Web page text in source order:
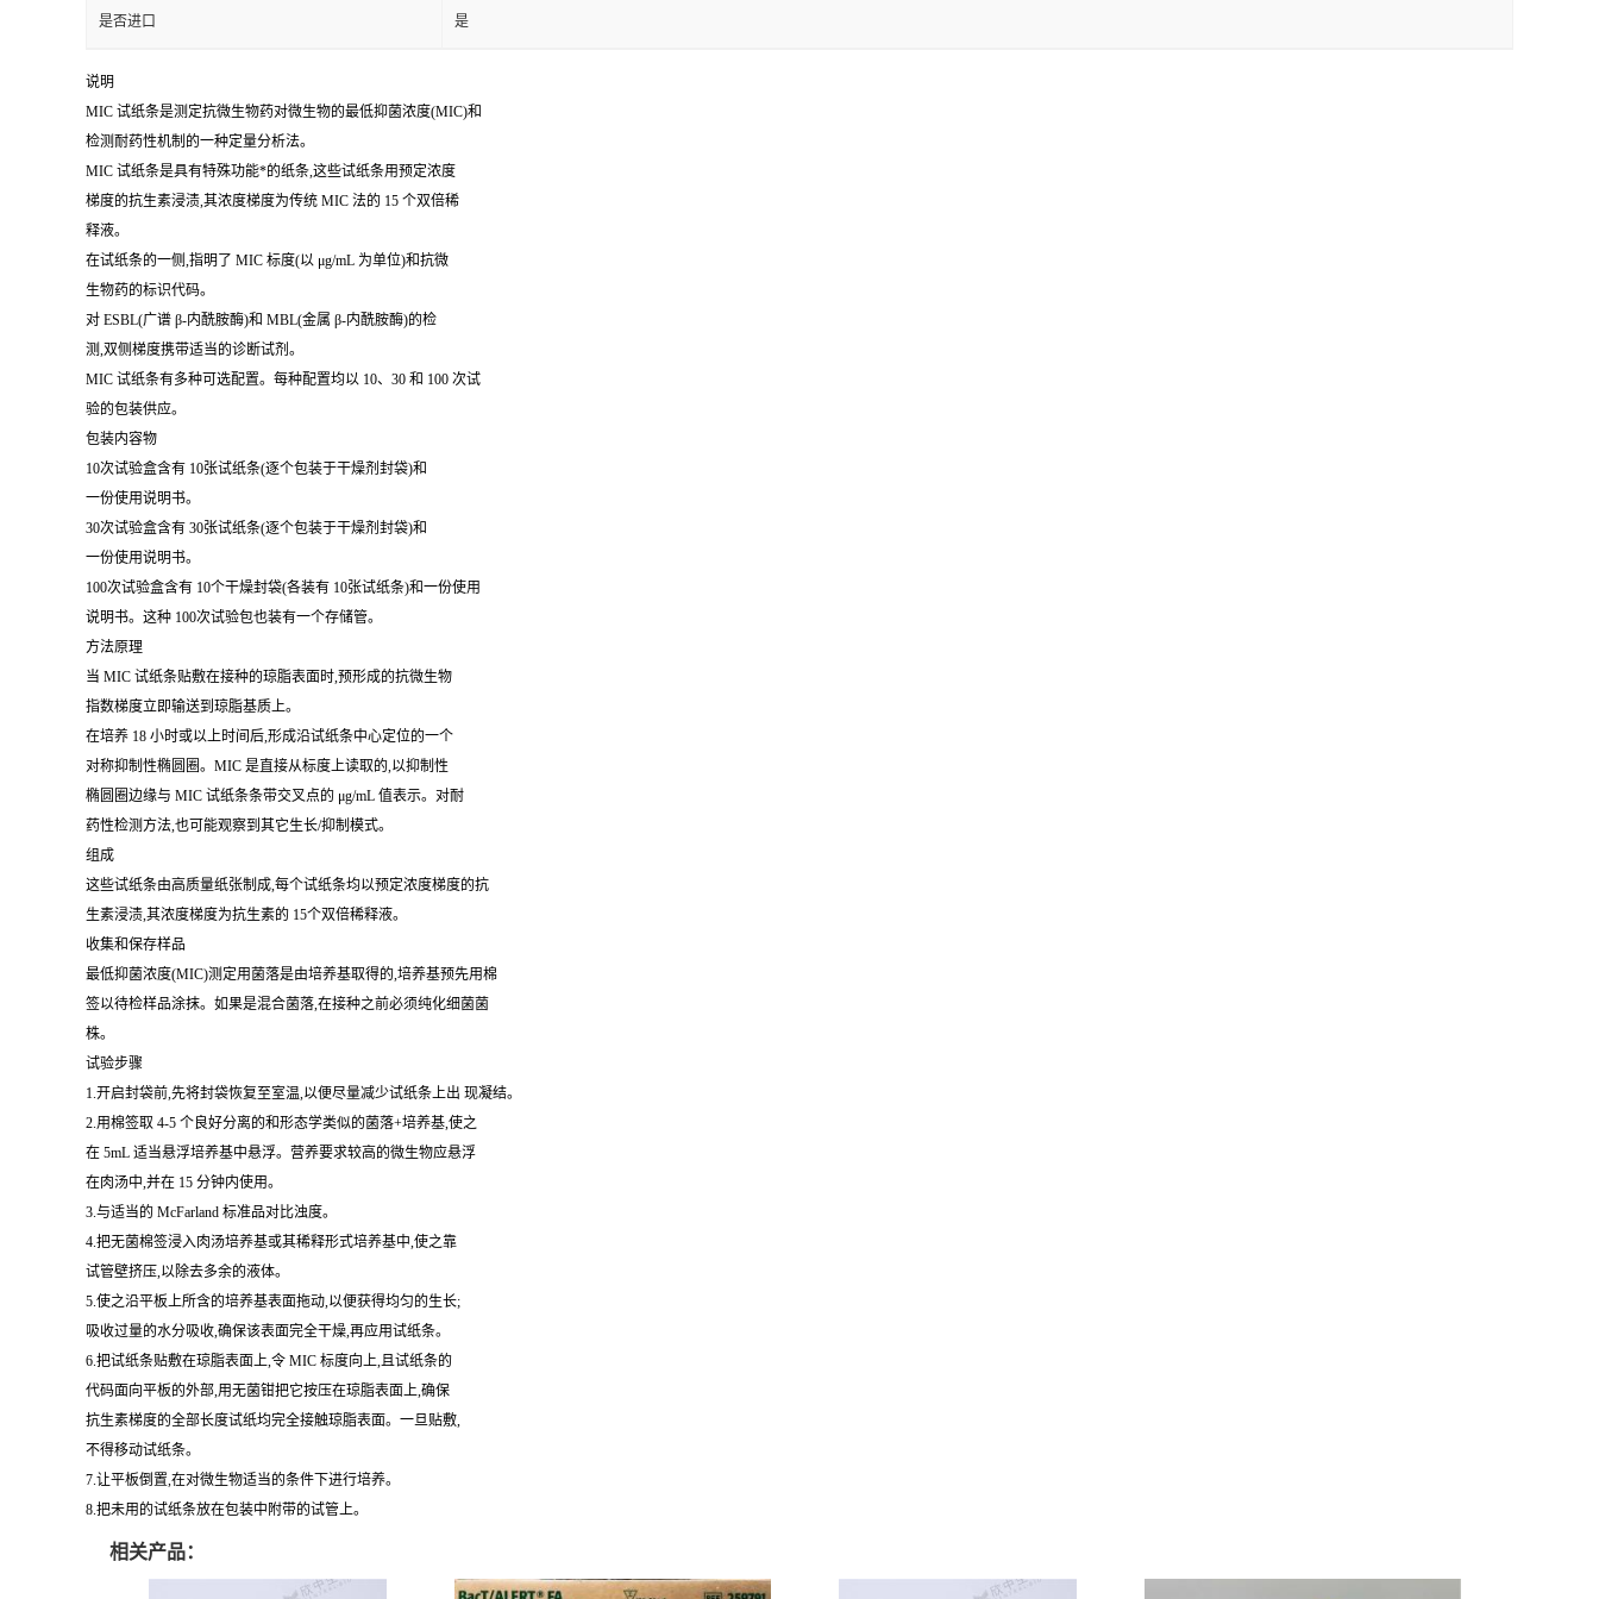
是否进口 是
说明
MIC 试纸条是测定抗微生物药对微生物的最低抑菌浓度(MIC)和
检测耐药性机制的一种定量分析法。
MIC 试纸条是具有特殊功能*的纸条,这些试纸条用预定浓度
梯度的抗生素浸渍,其浓度梯度为传统 MIC 法的 15 个双倍稀
释液。
在试纸条的一侧,指明了 MIC 标度(以 μg/mL 为单位)和抗微
生物药的标识代码。
对 ESBL(广谱 β-内酰胺酶)和 MBL(金属 β-内酰胺酶)的检
测,双侧梯度携带适当的诊断试剂。
MIC 试纸条有多种可选配置。每种配置均以 10、30 和 100 次试
验的包装供应。
包装内容物
10次试验盒含有 10张试纸条(逐个包装于干燥剂封袋)和
一份使用说明书。
30次试验盒含有 30张试纸条(逐个包装于干燥剂封袋)和
一份使用说明书。
100次试验盒含有 10个干燥封袋(各装有 10张试纸条)和一份使用
说明书。这种 100次试验包也装有一个存储管。
方法原理
当 MIC 试纸条贴敷在接种的琼脂表面时,预形成的抗微生物
指数梯度立即输送到琼脂基质上。
在培养 18 小时或以上时间后,形成沿试纸条中心定位的一个
对称抑制性椭圆圈。MIC 是直接从标度上读取的,以抑制性
椭圆圈边缘与 MIC 试纸条条带交叉点的 μg/mL 值表示。对耐
药性检测方法,也可能观察到其它生长/抑制模式。
组成
这些试纸条由高质量纸张制成,每个试纸条均以预定浓度梯度的抗
生素浸渍,其浓度梯度为抗生素的 15个双倍稀释液。
收集和保存样品
最低抑菌浓度(MIC)测定用菌落是由培养基取得的,培养基预先用棉
签以待检样品涂抹。如果是混合菌落,在接种之前必须纯化细菌菌
株。
试验步骤
1.开启封袋前,先将封袋恢复至室温,以便尽量减少试纸条上出 现凝结。
2.用棉签取 4-5 个良好分离的和形态学类似的菌落+培养基,使之
在 5mL 适当悬浮培养基中悬浮。营养要求较高的微生物应悬浮
在肉汤中,并在 15 分钟内使用。
3.与适当的 McFarland 标准品对比浊度。
4.把无菌棉签浸入肉汤培养基或其稀释形式培养基中,使之靠
试管壁挤压,以除去多余的液体。
5.使之沿平板上所含的培养基表面拖动,以便获得均匀的生长;
吸收过量的水分吸收,确保该表面完全干燥,再应用试纸条。
6.把试纸条贴敷在琼脂表面上,令 MIC 标度向上,且试纸条的
代码面向平板的外部,用无菌钳把它按压在琼脂表面上,确保
抗生素梯度的全部长度试纸均完全接触琼脂表面。一旦贴敷,
不得移动试纸条。
7.让平板倒置,在对微生物适当的条件下进行培养。
8.把未用的试纸条放在包装中附带的试管上。
相关产品：